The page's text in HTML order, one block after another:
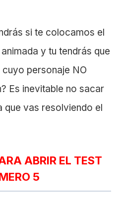
si te colocamos el
y tu tendrás que
personaje NO
Es inevitable no sacar
que vas resolviendo el
ABRIR EL TEST
5